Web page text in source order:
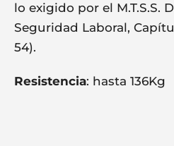
lo exigido por el M.T.S.S.
Seguridad Laboral,
54).
Resistencia: hasta 136Kg